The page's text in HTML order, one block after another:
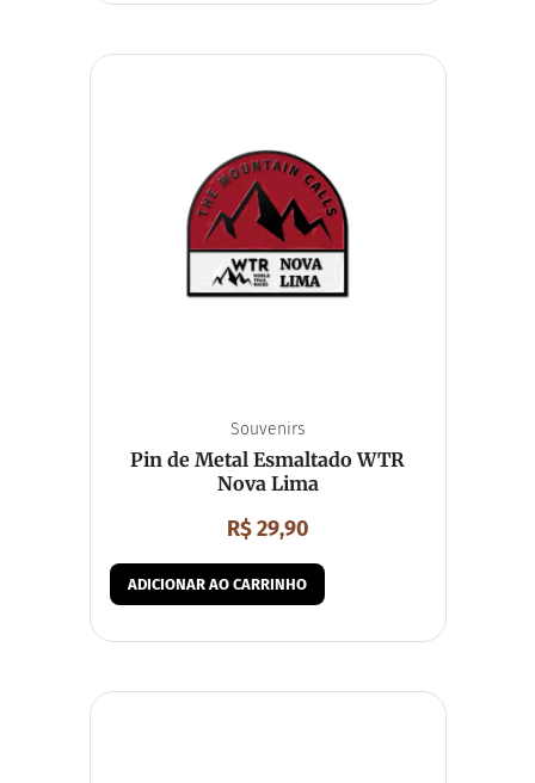
Souvenirs
Pin de Metal Esmaltado WTR
Nova Lima
R$29,90
ADICIONAR AO CARRINHO